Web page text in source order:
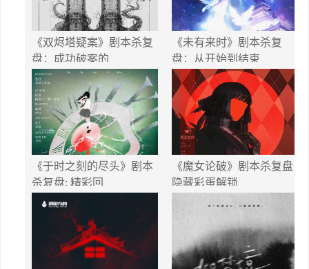
《双烬塔疑案》剧本杀复
盘：成功破案的
《未有来时》剧本杀复
盘：从开始到结束
《于时之刻的尽头》剧本
杀复盘: 精彩回
《魔女论破》剧本杀复盘
隐藏彩蛋解锁